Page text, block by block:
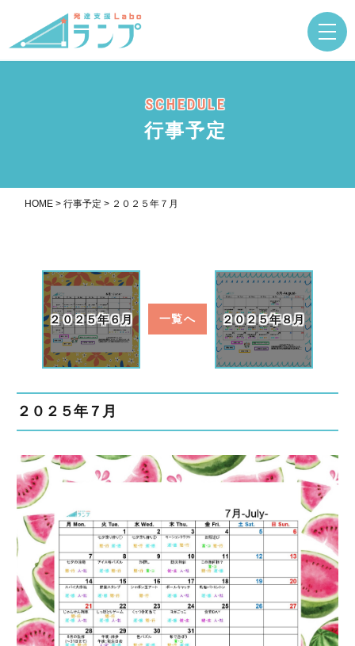
SCHEDULE
行事予定
HOME >行事予定 > ２０２５年７月
２０２５年６月 一覧へ ２０２５年８月
２０２５年７月